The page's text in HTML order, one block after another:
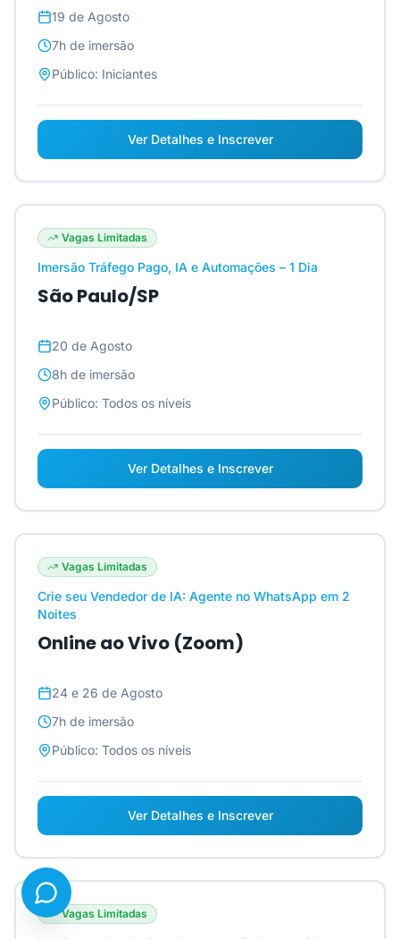
19 de Agosto
7h de imersão
Público: Iniciantes
Ver Detalhes e Inscrever
Vagas Limitadas
Imersão Tráfego Pago, IA e Automações – 1 Dia
São Paulo/SP
20 de Agosto
8h de imersão
Público: Todos os níveis
Ver Detalhes e Inscrever
Vagas Limitadas
Crie seu Vendedor de IA: Agente no WhatsApp em 2
Noites
Online ao Vivo (Zoom)
24 e 26 de Agosto
7h de imersão
Público: Todos os níveis
Ver Detalhes e Inscrever
Vagas Limitadas